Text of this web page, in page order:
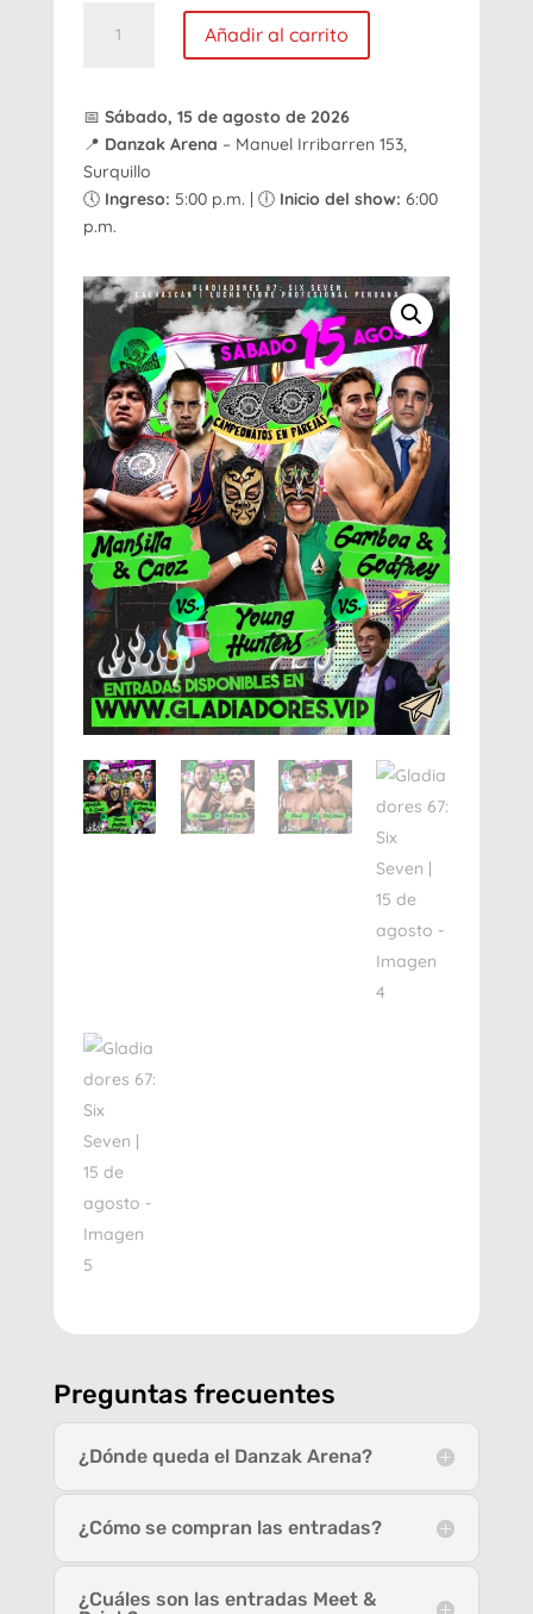
|
15
de
agosto
cantidad
Añadir al carrito
📅 Sábado, 15 de agosto de 2026
📍 Danzak Arena – Manuel Irribarren 153,
Surquillo
🕔Ingreso: 5:00 p.m. | 🕕Inicio del show: 6:00
p.m.
Preguntas frecuentes
¿Dónde queda el Danzak Arena?
¿Cómo se compran las entradas?
¿Cuáles son las entradas Meet &